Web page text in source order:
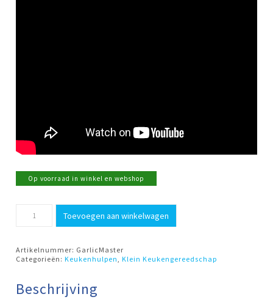
Op voorraad in winkel en webshop
GarlicMaster Toevoegen aan winkelwagen
Artikelnummer: GarlicMaster
Categorieën:Keukenhulpen ,Klein Keukengereedschap
Beschrijving